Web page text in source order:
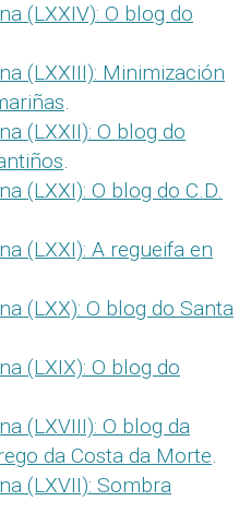
(LXXIV): O blog do
(LXXIII): Minimización
.
(LXXII): O blog do
.
(LXXI): O blog do C.D.
(LXXI): A regueifa en
(LXX): O blog do Santa
(LXIX): O blog do
(LXVIII): O blog da
da Costa da Morte.
(LXVII): Sombra